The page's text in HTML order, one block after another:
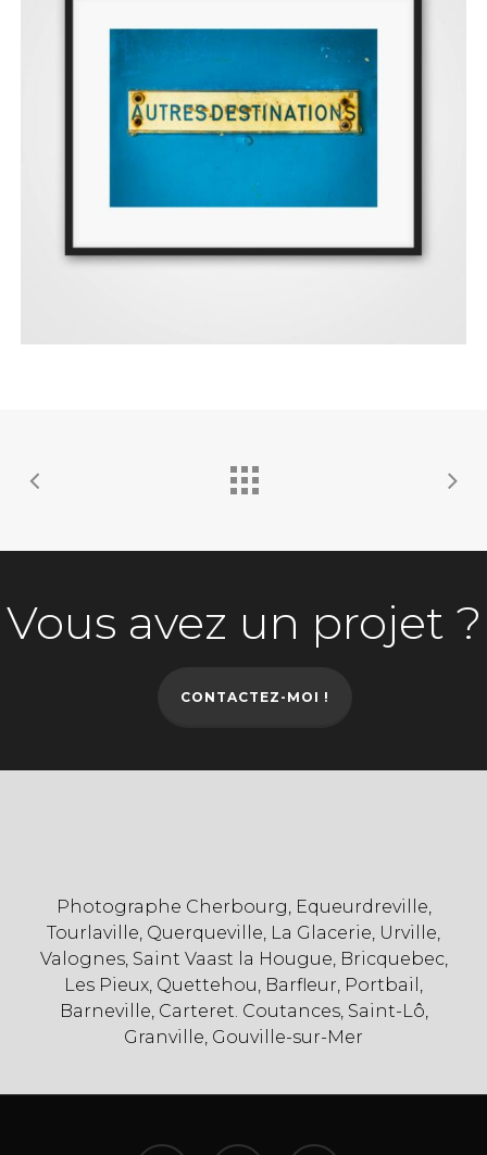
Vous avez un projet ?
CONTACTEZ-MOI !
Photographe Cherbourg, Equeurdreville,
Tourlaville, Querqueville, La Glacerie, Urville,
Valognes, Saint Vaast la Hougue, Bricquebec,
Les Pieux, Quettehou, Barfleur, Portbail,
Barneville, Carteret. Coutances, Saint-Lô,
Granville, Gouville-sur-Mer